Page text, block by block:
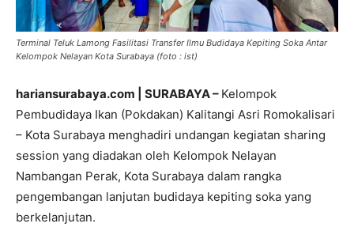
Terminal Teluk Lamong Fasilitasi Transfer Ilmu Budidaya Kepiting Soka Antar
Kelompok Nelayan Kota Surabaya (foto : ist)
hariansurabaya.com | SURABAYA – Kelompok
Pembudidaya Ikan (Pokdakan) Kalitangi Asri Romokalisari
– Kota Surabaya menghadiri undangan kegiatan sharing
session yang diadakan oleh Kelompok Nelayan
Nambangan Perak, Kota Surabaya dalam rangka
pengembangan lanjutan budidaya kepiting soka yang
berkelanjutan.